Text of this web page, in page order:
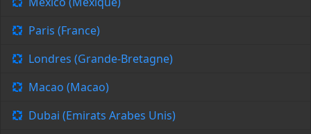
Paris (France)
Londres (Grande-Bretagne)
Macao (Macao)
Dubai (Emirats Arabes Unis)